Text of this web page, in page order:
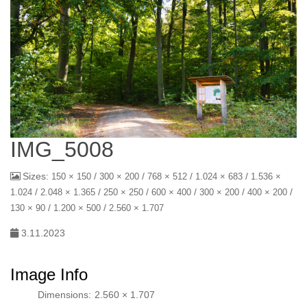
IMG_5008
Sizes: 150 × 150 / 300 × 200 / 768 × 512 / 1.024 × 683 / 1.536 ×
1.024 / 2.048 × 1.365 / 250 × 250 / 600 × 400 / 300 × 200 / 400 × 200 /
130 × 90 / 1.200 × 500 / 2.560 × 1.707
3.11.2023
Image Info
Dimensions: 2.560 × 1.707